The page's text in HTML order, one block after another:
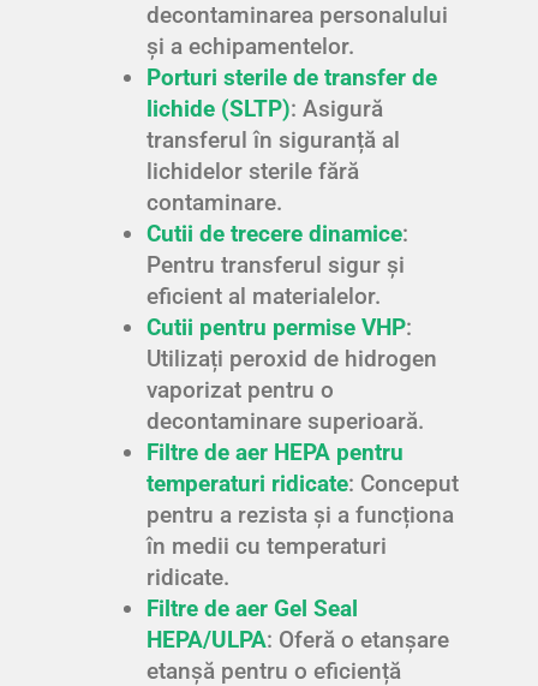
decontaminarea personalului
și a echipamentelor.
Porturi sterile de transfer de
lichide (SLTP): Asigură
transferul în siguranță al
lichidelor sterile fără
contaminare.
Cutii de trecere dinamice:
Pentru transferul sigur și
eficient al materialelor.
Cutii pentru permise VHP:
Utilizați peroxid de hidrogen
vaporizat pentru o
decontaminare superioară.
Filtre de aer HEPA pentru
temperaturi ridicate: Conceput
pentru a rezista și a funcționa
în medii cu temperaturi
ridicate.
Filtre de aer Gel Seal
HEPA/ULPA: Oferă o etanșare
etanșă pentru o eficiență